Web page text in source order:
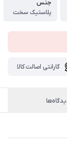
جنس
پلاستیک سخت
گارانتی اصالت کالا